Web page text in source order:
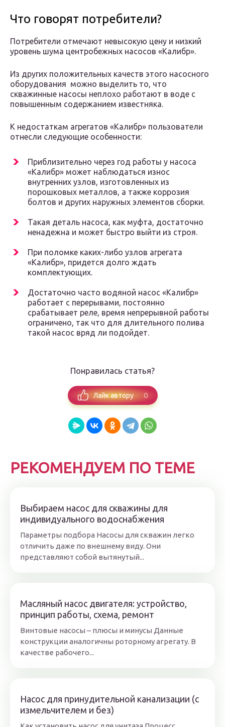
Что говорят потребители?
Потребители отмечают невысокую цену и низкий
уровень шума центробежных насосов «Калибр».
Из других положительных качеств этого насосного
оборудования можно выделить то, что
скважинные насосы неплохо работают в воде с
повышенным содержанием известняка.
К недостаткам агрегатов «Калибр» пользователи
отнесли следующие особенности:
Приблизительно через год работы у насоса
«Калибр» может наблюдаться износ
внутренних узлов, изготовленных из
порошковых металлов, а также коррозия
болтов и других наружных элементов сборки.
Такая деталь насоса, как муфта, достаточно
ненадежна и может быстро выйти из строя.
При поломке каких-либо узлов агрегата
«Калибр», придется долго ждать
комплектующих.
Достаточно часто водяной насос «Калибр»
работает с перерывами, постоянно
срабатывает реле, время непрерывной работы
ограничено, так что для длительного полива
такой насос вряд ли подойдет.
Понравилась статья?
Лайк автору 0
РЕКОМЕНДУЕМ ПО ТЕМЕ
Выбираем насос для скважины для
индивидуального водоснабжения
Параметры подбора Насосы для скважин легко
отличить даже по внешнему виду. Они
представляют собой вытянутый...
Масляный насос двигателя: устройство,
принцип работы, схема, ремонт
Винтовые насосы – плюсы и минусы Данные
конструкции аналогичны роторному агрегату. В
качестве рабочего...
Насос для принудительной канализации (с
измельчителем и без)